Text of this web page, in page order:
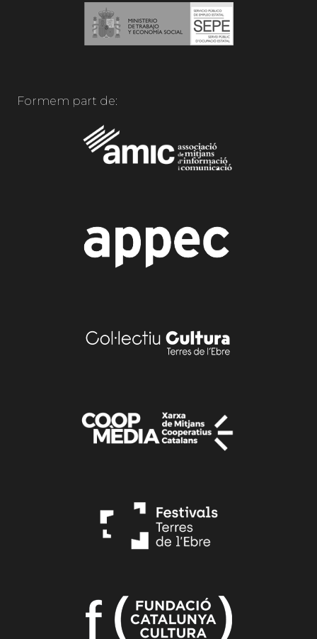
Formem part de: